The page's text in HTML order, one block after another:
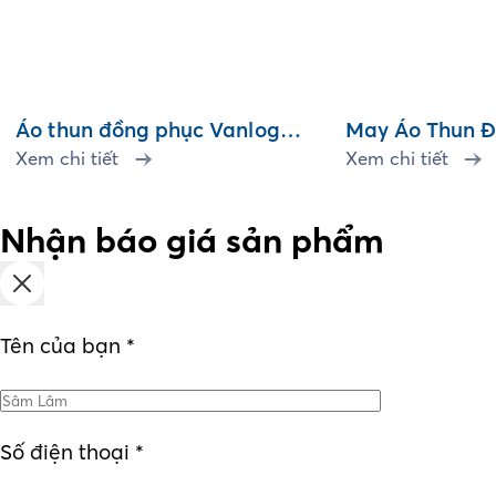
Áo thun đồng phục Vanlog
Express
Xem chi tiết
May Áo Thun
Cafe
Xem chi tiết
Nhận báo giá sản phẩm
Tên của bạn *
Số điện thoại *